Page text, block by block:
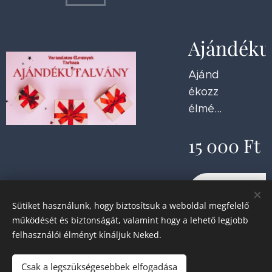
Ajánd
ékozz
élmén
fejlőd
ést
szeret
k!
15 000 Ft
Sütiket használunk, hogy biztosítsuk a weboldal megfelelő
működését és biztonságát, valamint hogy a lehető legjobb
felhasználói élményt kínáljuk Neked.
Csak a legszükségesebbek elfogadása